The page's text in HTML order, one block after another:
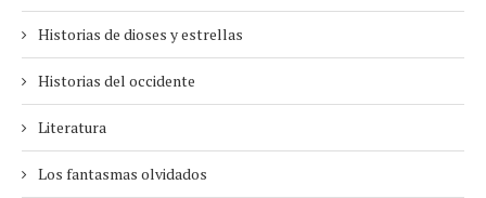
Historias de dioses y estrellas
Historias del occidente
Literatura
Los fantasmas olvidados